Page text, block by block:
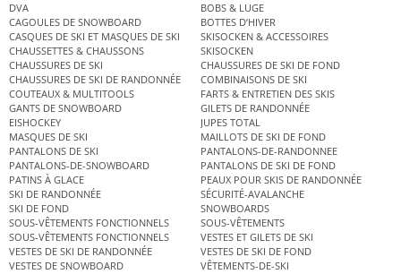
DVA
BOBS & LUGE
CAGOULES DE SNOWBOARD
BOTTES D’HIVER
CASQUES DE SKI ET MASQUES DE SKI
SKISOCKEN & ACCESSOIRES
CHAUSSETTES & CHAUSSONS
SKISOCKEN
CHAUSSURES DE SKI
CHAUSSURES DE SKI DE FOND
CHAUSSURES DE SKI DE RANDONNÉE
COMBINAISONS DE SKI
COUTEAUX & MULTITOOLS
FARTS & ENTRETIEN DES SKIS
GANTS DE SNOWBOARD
GILETS DE RANDONNÉE
EISHOCKEY
JUPES TOTAL
MASQUES DE SKI
MAILLOTS DE SKI DE FOND
PANTALONS DE SKI
PANTALONS-DE-RANDONNEE
PANTALONS-DE-SNOWBOARD
PANTALONS DE SKI DE FOND
PATINS À GLACE
PEAUX POUR SKIS DE RANDONNÉE
SKI DE RANDONNÉE
SÉCURITÉ-AVALANCHE
SKI DE FOND
SNOWBOARDS
SOUS-VÊTEMENTS FONCTIONNELS
SOUS-VÊTEMENTS
SOUS-VÊTEMENTS FONCTIONNELS
VESTES ET GILETS DE SKI
VESTES DE SKI DE RANDONNÉE
VESTES DE SKI DE FOND
VESTES DE SNOWBOARD
VÊTEMENTS-DE-SKI